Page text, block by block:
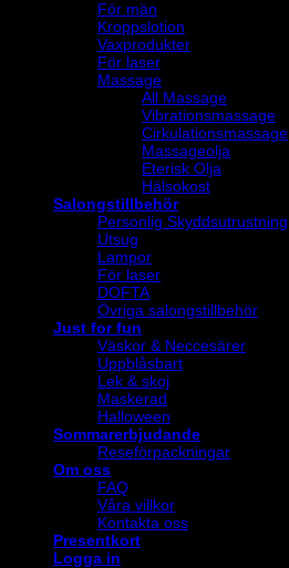
För män
Kroppslotion
Vaxprodukter
För laser
Massage
All Massage
Vibrationsmassage
Cirkulationsmassage
Massageolja
Eterisk Olja
Hälsokost
Salongstillbehör
Personlig Skyddsutrustning
Utsug
Lampor
För laser
DOFTA
Övriga salongstillbehör
Just for fun
Väskor & Neccesärer
Uppblåsbart
Lek & skoj
Maskerad
Halloween
Sommarerbjudande
Reseförpackningar
Om oss
FAQ
Våra villkor
Kontakta oss
Presentkort
Logga in